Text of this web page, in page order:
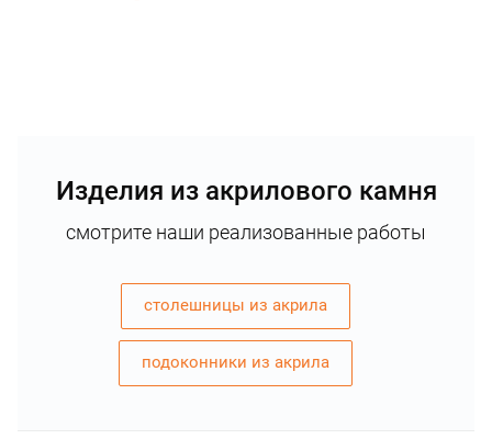
Изделия из акрилового камня
смотрите наши реализованные работы
столешницы из акрила
подоконники из акрила